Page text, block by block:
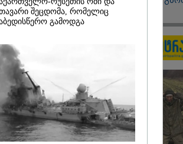
ინტერნეტი
შეცდომა, რომელიც
გამოდგა